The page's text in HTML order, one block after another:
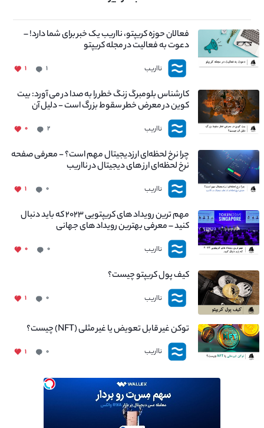
فعالان حوزه کریپتو، نااریب یک خبر برای شما دارد! –
دعوت به فعالیت در مجله کریپتو
نااریب ۱ ۱
کارشناس بلومبرگ زنگ خطر را به صدا در می آورد: بیت
کوین در معرض خطر سقوط بزرگ است - دلیل آن
چیست؟
نااریب ۲ ۰
چرا نرخ لحظه‌ای ارزدیجیتال مهم است؟ - معرفی صفحه
نرخ لحظه‌ای ارز های دیجیتال در نااریب
نااریب ۰ ۱
مهم ترین رویداد های کریپتویی ۲۰۲۳ که باید دنبال
کنید – معرفی بهترین رویداد های جهانی
نااریب ۰ ۰
کیف پول کریپتو چیست؟
نااریب ۰ ۱
توکن غیر قابل تعویض یا غیر مثلی (NFT) چیست؟
نااریب ۰ ۱